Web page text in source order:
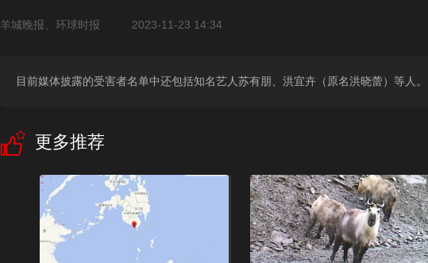
羊城晚报、环球时报 2023-11-23 14:34
目前媒体披露的受害者名单中还包括知名艺人苏有朋、洪宜卉（原名洪晓蕾）等人。
更多推荐